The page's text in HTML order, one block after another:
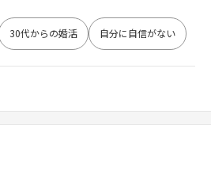
30代からの婚活 自分に自信がない